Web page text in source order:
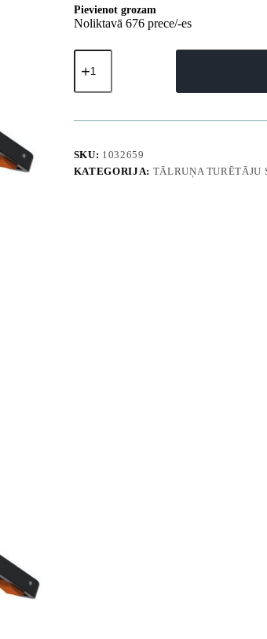
Pievienot grozam
Noliktavā 676 prece/-es
Gravity
automašīnas
turētājs
atverei
pelēks
daudzums
SKU: 1032659
KATEGORIJA: TĀLRUŅA TURĒTĀJU